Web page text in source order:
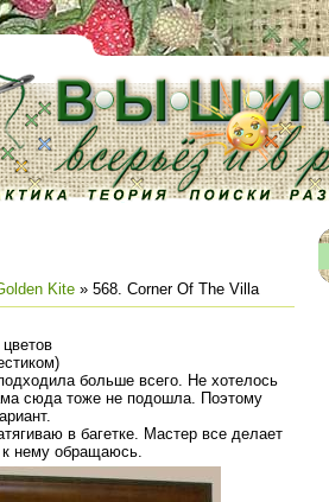
Kite » 568. Corner Of The Villa
больше всего. Не хотелось
сюда тоже не подошла. Поэтому
в багетке. Мастер все делает
к нему обращаюсь.